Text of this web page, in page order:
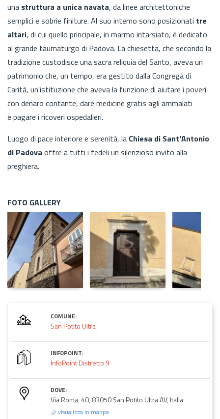
una struttura a unica navata, da linee architettoniche
semplici e sobrie finiture. Al suo interno sono posizionati tre
altari, di cui quello principale, in marmo intarsiato, è dedicato
al grande taumaturgo di Padova. La chiesetta, che secondo la
tradizione custodisce una sacra reliquia del Santo, aveva un
patrimonio che, un tempo, era gestito dalla Congrega di
Carità, un'istituzione che aveva la funzione di aiutare i poveri
con denaro contante, dare medicine gratis agli ammalati
e pagare i ricoveri ospedalieri.
Luogo di pace interiore e serenità, la Chiesa di Sant'Antonio
di Padova offre a tutti i fedeli un silenzioso invito alla
preghiera.
FOTO GALLERY
COMUNE:
San Potito Ultra
INFOPOINT:
InfoPoint Distretto 9
DOVE:
Via Roma, 40, 83050 San Potito Ultra AV, Italia
visualizza in mappa